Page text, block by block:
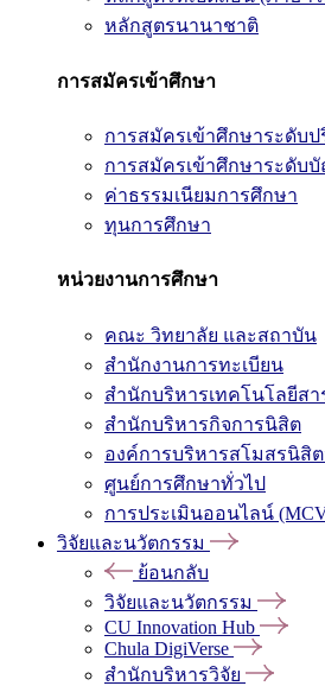
หลักสูตรนานาชาติ
การสมัครเข้าศึกษา
การสมัครเข้าศึกษาระดั
การสมัครเข้าศึกษาระดับ
ค่าธรรมเนียมการศึกษา
ทุนการศึกษา
หน่วยงานการศึกษา
คณะ วิทยาลัย และสถาบัน
สำนักงานการทะเบียน
สำนักบริหารเทคโนโลยีสา
สำนักบริหารกิจการนิสิต
องค์การบริหารสโมสรนิสิ
ศูนย์การศึกษาทั่วไป
การประเมินออนไลน์
วิจัยและนวัตกรรม
ย้อนกลับ
วิจัยและนวัตกรรม
CU Innovation Hub
Chula DigiVerse
สำนักบริหารวิจัย